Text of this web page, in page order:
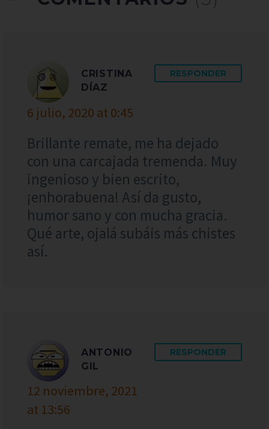
CRISTINA
DÍAZ
6 julio, 2020 at 0:45
RESPONDER
Brillante remate, me ha dejado
con una carcajada tremenda. Muy
ingenioso y bien escrito,
¡enhorabuena! Así da gusto,
humor sano y con mucha gracia.
Qué arte, ojalá subáis más chistes
así.
ANTONIO
GIL
12 noviembre, 2021
at 13:56
RESPONDER